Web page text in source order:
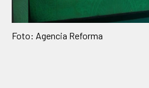
Foto: Agencia Reforma